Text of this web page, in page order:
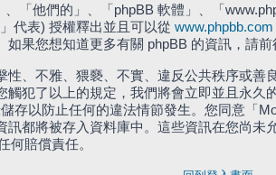
「他們的」、「phpBB 軟體」、「
代表) 授權釋出並且可以從 www.phpbb.com
果您想知道更多有關 phpBB 的資訊，請前
、不雅、猥褻、不實、違反公共秩序或
犯了以上的規定，我們將會立即並且永
存以防止任何的違法情節發生。您同意「
都將被存入資料庫中。這些資訊在您尚
何賠償責任。